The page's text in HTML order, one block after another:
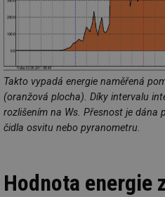
Takto vypadá energie naměřená
(oranžová plocha). Díky intervalu
rozlišením na Ws. Přesnost je dána
čidla osvitu nebo pyranometru.
Hodnota energie